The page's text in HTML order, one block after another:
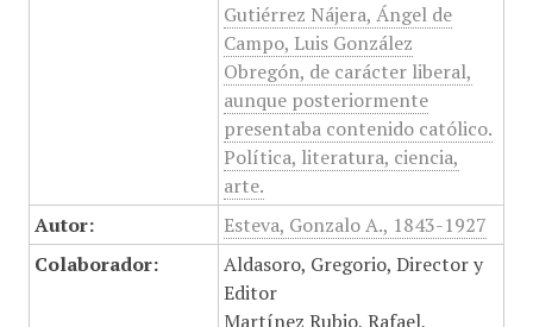
Gutiérrez Nájera, Ángel de
Campo, Luis González
Obregón, de carácter liberal,
aunque posteriormente
presentaba contenido católico.
Política, literatura, ciencia,
arte.
Autor:
Esteva, Gonzalo A., 1843-1927
Colaborador:
Aldasoro, Gregorio, Director y
Editor
Martínez Rubio, Rafael,